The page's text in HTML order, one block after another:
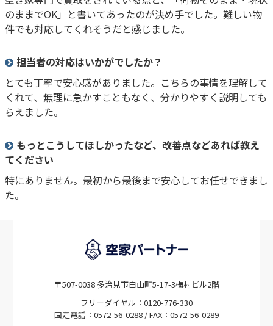
のままでOK」と書いてあったのが決め手でした。難しい物
件でも対応してくれそうだと感じました。
担当者の対応はいかがでしたか？
とても丁寧で安心感がありました。こちらの事情を理解して
くれて、無理に急かすこともなく、分かりやすく説明しても
らえました。
もっとこうしてほしかったなど、改善点などあれば教え
てください
特にありません。最初から最後まで安心してお任せできまし
た。
〒507-0038 多治見市白山町5-17-3梅村ビル2階
フリーダイヤル：0120-776-330
固定電話：0572-56-0288 / FAX：0572-56-0289